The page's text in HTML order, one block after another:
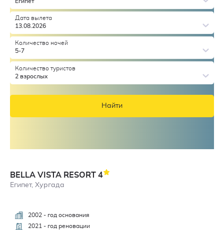
Дата вылета
13.08.2026
Количество ночей
5-7
Количество туристов
2 взрослых
Найти
BELLA VISTA RESORT 4
Египет, Хургада
2002 - год основания
2021 - год реновации